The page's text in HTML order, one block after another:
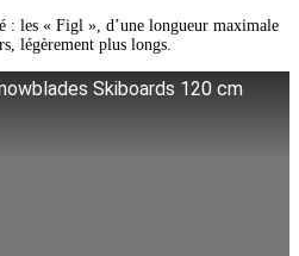
: les « Figl », d’une longueur maximale
légèrement plus longs.
Skiboards 120 cm